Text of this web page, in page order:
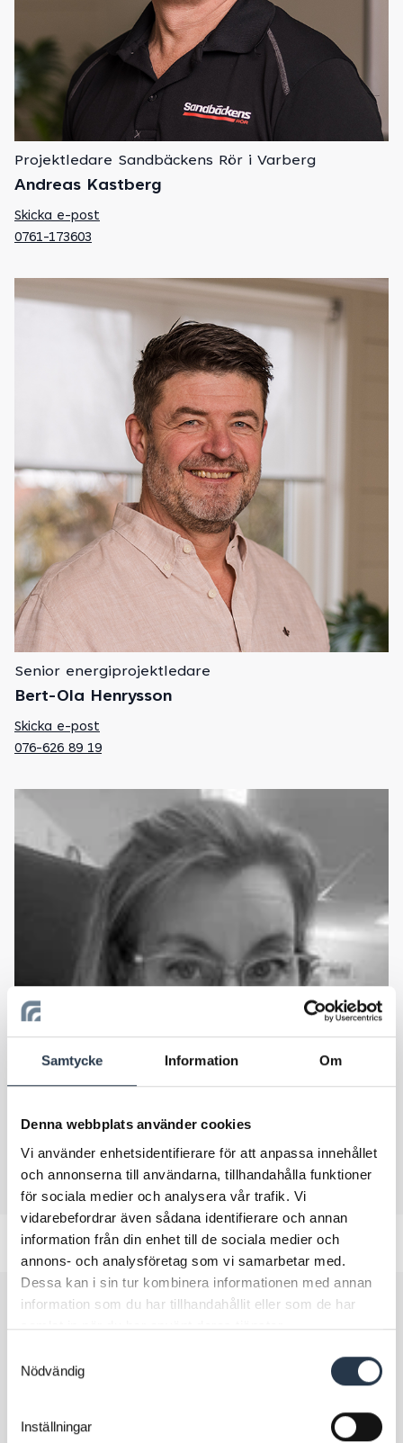
Samtycke Information Om
Denna webbplats använder cookies
Vi använder enhetsidentifierare för att anpassa innehållet
och annonserna till användarna, tillhandahålla funktioner
för sociala medier och analysera vår trafik. Vi
vidarebefordrar även sådana identifierare och annan
information från din enhet till de sociala medier och
annons- och analysföretag som vi samarbetar med.
Dessa kan i sin tur kombinera informationen med annan
information som du har tillhandahållit eller som de har
samlat in när du har använt deras tjänster.
Nödvändig
Inställningar
Projektledare Sandbäckens Rör i Varberg
Andreas Kastberg
Skicka e-post
0761-173603
Senior energiprojektledare
Bert-Ola Henrysson
Skicka e-post
076-626 89 19
Administration
Therése Alfredsson
Skicka e-post
073- 065 74 64
med?